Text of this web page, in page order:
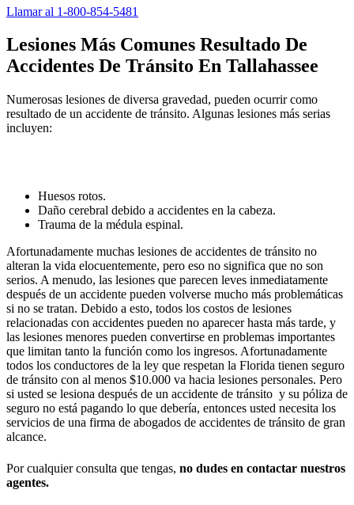
Llamar al 1-800-854-5481
Lesiones Más Comunes Resultado De
Accidentes De Tránsito En Tallahassee
Numerosas lesiones de diversa gravedad, pueden ocurrir como
resultado de un accidente de tránsito. Algunas lesiones más serias
incluyen:
Huesos rotos.
Daño cerebral debido a accidentes en la cabeza.
Trauma de la médula espinal.
Afortunadamente muchas lesiones de accidentes de tránsito no
alteran la vida elocuentemente, pero eso no significa que no son
serios. A menudo, las lesiones que parecen leves inmediatamente
después de un accidente pueden volverse mucho más problemáticas
si no se tratan. Debido a esto, todos los costos de lesiones
relacionadas con accidentes pueden no aparecer hasta más tarde, y
las lesiones menores pueden convertirse en problemas importantes
que limitan tanto la función como los ingresos. Afortunadamente
todos los conductores de la ley que respetan la Florida tienen seguro
de tránsito con al menos $10.000 va hacia lesiones personales. Pero
si usted se lesiona después de un accidente de tránsito y su póliza de
seguro no está pagando lo que debería, entonces usted necesita los
servicios de una firma de abogados de accidentes de tránsito de gran
alcance.
Por cualquier consulta que tengas, no dudes en contactar nuestros
agentes.